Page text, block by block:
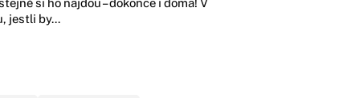
si ho najdou – dokonce i doma! V
jestli by...